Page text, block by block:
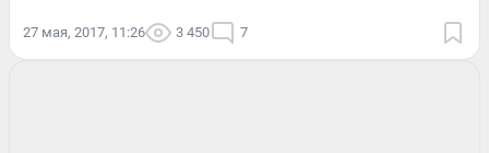
27 мая, 2017, 11:26 3 450 7